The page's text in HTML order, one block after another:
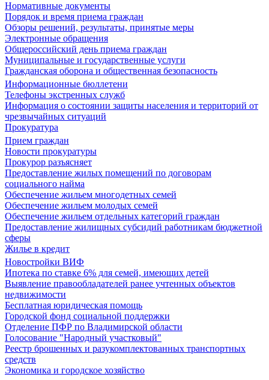
Нормативные документы
Порядок и время приема граждан
Обзоры решений, результаты, принятые меры
Электронные обращения
Общероссийский день приема граждан
Муниципальные и государственные услуги
Гражданская оборона и общественная безопасность
Информационные бюллетени
Телефоны экстренных служб
Информация о состоянии защиты населения и территорий от
чрезвычайных ситуаций
Прокуратура
Прием граждан
Новости прокуратуры
Прокурор разъясняет
Предоставление жилых помещений по договорам
социального найма
Обеспечение жильем многодетных семей
Обеспечение жильем молодых семей
Обеспечение жильем отдельных категорий граждан
Предоставление жилищных субсидий работникам бюджетной
сферы
Жилье в кредит
Новостройки ВИФ
Ипотека по ставке 6% для семей, имеющих детей
Выявление правообладателей ранее учтенных объектов
недвижимости
Бесплатная юридическая помощь
Городской фонд социальной поддержки
Отделение ПФР по Владимирской области
Голосование "Народный участковый"
Реестр брошенных и разукомплектованных транспортных
средств
Экономика и городское хозяйство